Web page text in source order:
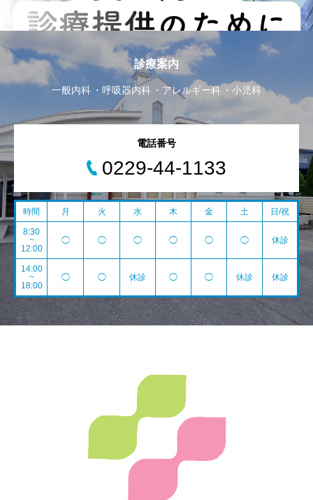
診療案内
一般内科 呼吸器内科 アレルギー科 小児科
電話番号
0229-44-1133
時間 月 火 水 木 金 土 日/祝
8:30
~
12:00
◯ ◯ ◯ ◯ ◯ ◯ 休診
14:00
~
18:00
◯ ◯ 休診 ◯ ◯ 休診 休診